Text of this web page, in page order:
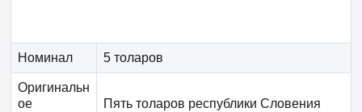
Номинал 5 толаров
Оригинальн
ое
Пять толаров республики Словения